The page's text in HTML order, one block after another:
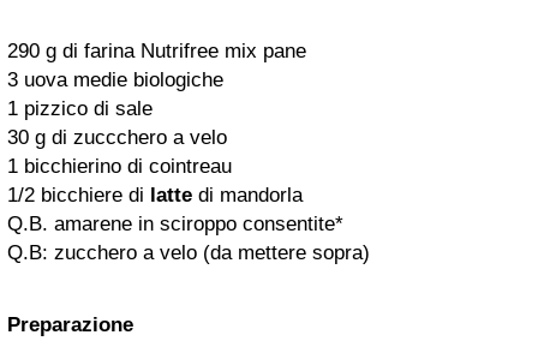
290 g di farina Nutrifree mix pane
3 uova medie biologiche
1 pizzico di sale
30 g di zuccchero a velo
1 bicchierino di cointreau
1/2 bicchiere di latte di mandorla
Q.B. amarene in sciroppo consentite*
Q.B: zucchero a velo (da mettere sopra)
Preparazione